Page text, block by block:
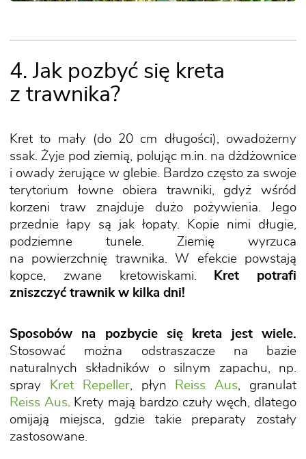
4. Jak pozbyć się kreta
z trawnika?
Kret to mały (do 20 cm długości), owadożerny
ssak. Żyje pod ziemią, polując m.in. na dżdżownice
i owady żerujące w glebie. Bardzo często za swoje
terytorium łowne obiera trawniki, gdyż wśród
korzeni traw znajduje dużo pożywienia. Jego
przednie łapy są jak łopaty. Kopie nimi długie,
podziemne tunele. Ziemię wyrzuca
na powierzchnię trawnika. W efekcie powstają
kopce, zwane kretowiskami.
Kret potrafi
zniszczyć trawnik w kilka dni!
Sposobów na pozbycie się kreta jest wiele.
Stosować można odstraszacze na bazie
naturalnych składników o silnym zapachu, np.
spray
Kret Repeller, płyn Reiss Aus, granulat
Reiss Aus. Krety mają bardzo czuły węch, dlatego
omijają miejsca, gdzie takie preparaty zostały
zastosowane.